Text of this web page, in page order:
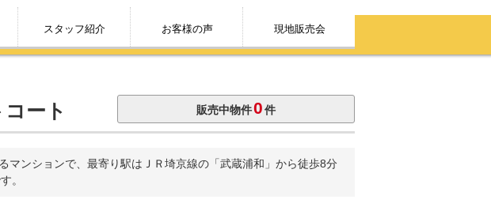
スタッフ紹介 お客様の声 現地販売会
コート 販売中物件0件
ンションで、最寄り駅はＪＲ埼京線の「武蔵浦和」から徒歩8分
。